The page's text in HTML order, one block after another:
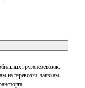
грузоперевозок.
на перевозки, заявкам